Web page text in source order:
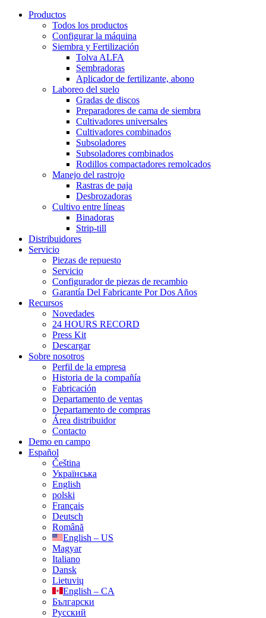
Productos
Todos los productos
Configurar la máquina
Siembra y Fertilización
Tolva ALFA
Sembradoras
Aplicador de fertilizante, abono
Laboreo del suelo
Gradas de discos
Preparadores de cama de siembra
Cultivadores universales
Cultivadores combinados
Subsoladores
Subsoladores combinados
Rodillos compactadores remolcados
Manejo del rastrojo
Rastras de paja
Desbrozadoras
Cultivo entre líneas
Binadoras
Strip-till
Distribuidores
Servicio
Piezas de repuesto
Servicio
Configurador de piezas de recambio
Garantía Del Fabricante Por Dos Años
Recursos
Novedades
24 HOURS RECORD
Press Kit
Descargar
Sobre nosotros
Perfil de la empresa
Historia de la compañía
Fabricación
Departamento de ventas
Departamento de compras
Área distribuidor
Contacto
Demo en campo
Español
Čeština
Українська
English
polski
Français
Deutsch
Română
English – US
Magyar
Italiano
Dansk
Lietuvių
English – CA
Български
Русский